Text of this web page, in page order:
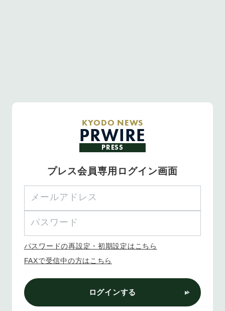
KYODO NEWS
PRWIRE
PRESS
プレス会員専用ログイン画面
パスワードの再設定・初期設定はこちら
FAXで受信中の方はこちら
ログインする